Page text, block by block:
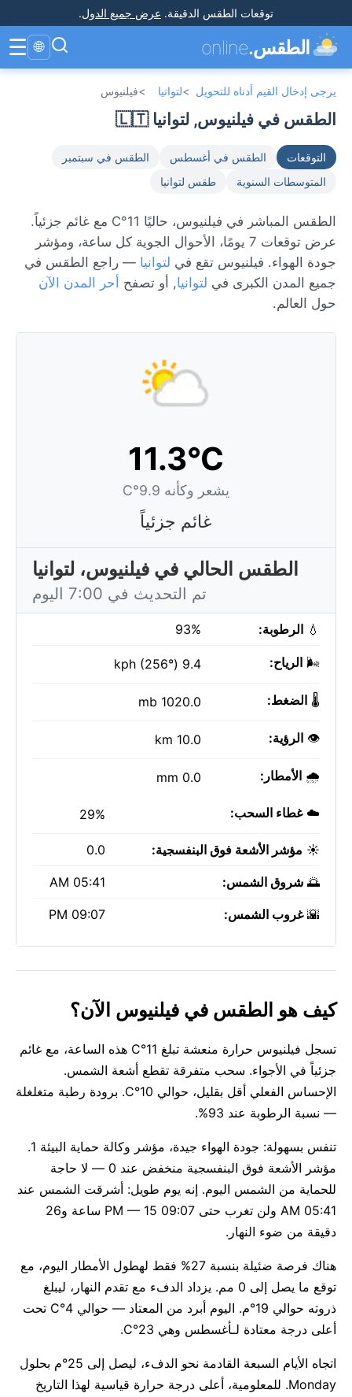
توقعات الطقس الدقيقة. عرض جميع الدول.
الطقس.online
🌐
☰
يرجى إدخال القيم أدناه للتحويل >لتوانيا >فيلنيوس
الطقس في فيلنيوس, لتوانيا 🇱🇹
التوقعات الطقس في أغسطس
الطقس في سبتمبر
المتوسطات السنوية
طقس لتوانيا
الطقس المباشر في فيلنيوس، حاليًا 11°C مع غائم جزئياً.
عرض توقعات 7 يومًا، الأحوال الجوية كل ساعة، ومؤشر
جودة الهواء. فيلنيوس تقع في لتوانيا — راجع الطقس في
جميع المدن الكبرى في لتوانيا, أو تصفح أحر المدن الآن
حول العالم.
11.3°C
يشعر وكأنه 9.9°C
غائم جزئياً
الطقس الحالي في فيلنيوس، لتوانيا
تم التحديث في 7:00 اليوم
💧 الرطوبة: 93%
🌬️ الرياح: 9.4 kph (256°)
🌡️ الضغط: 1020.0 mb
👁️ الرؤية: 10.0 km
🌧️ الأمطار: 0.0 mm
☁️غطاء السحب: 29%
☀️ مؤشر الأشعة فوق البنفسجية: 0.0
🌅 شروق الشمس: 05:41 AM
🌇غروب الشمس: 09:07 PM
كيف هو الطقس في فيلنيوس الآن؟
تسجل فيلنيوس حرارة منعشة تبلغ 11°C هذه الساعة، مع غائم
جزئياً في الأجواء. سحب متفرقة تقطع أشعة الشمس.
الإحساس الفعلي أقل بقليل، حوالي 10°C. برودة رطبة متغلغلة
— نسبة الرطوبة عند 93%.
تنفس بسهولة: جودة الهواء جيدة، مؤشر وكالة حماية البيئة 1.
مؤشر الأشعة فوق البنفسجية منخفض عند 0 — لا حاجة
للحماية من الشمس اليوم. إنه يوم طويل: أشرقت الشمس عند
05:41 AM ولن تغرب حتى 09:07 PM — 15 ساعة و26
دقيقة من ضوء النهار.
هناك فرصة ضئيلة بنسبة 27% فقط لهطول الأمطار اليوم، مع
توقع ما يصل إلى 0 مم. يزداد الدفء مع تقدم النهار، ليبلغ
ذروته حوالي 19°م. اليوم أبرد من المعتاد — حوالي 4°C تحت
أعلى درجة معتادة لـأغسطس وهي 23°C.
اتجاه الأيام السبعة القادمة نحو الدفء، ليصل إلى 25°م بحلول
Monday. للمعلومية، أعلى درجة حرارة قياسية لهذا التاريخ